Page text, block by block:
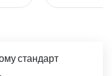
стандарт